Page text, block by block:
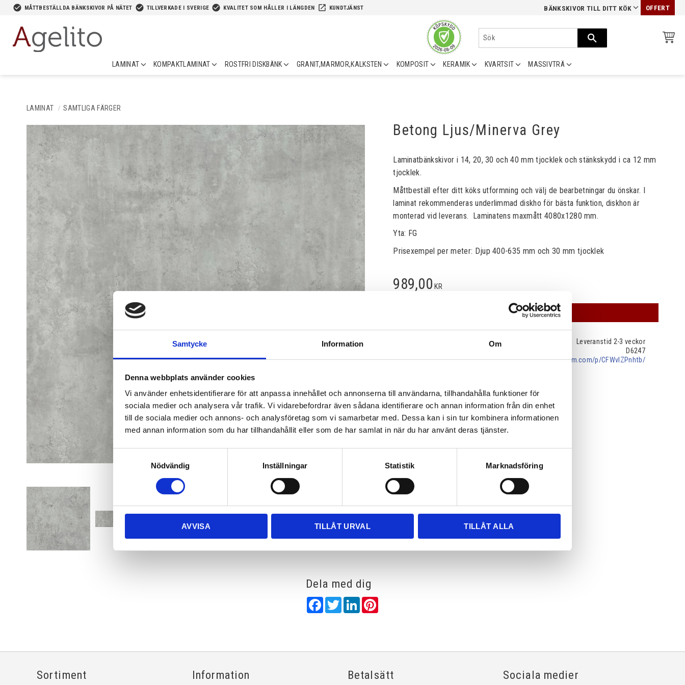
Samtycke Information Om
Denna webbplats använder cookies
Vi använder enhetsidentifierare för att anpassa innehållet och annonserna till användarna, tillhandahålla funktioner för
sociala medier och analysera vår trafik. Vi vidarebefordrar även sådana identifierare och annan information från din enhet
till de sociala medier och annons- och analysföretag som vi samarbetar med. Dessa kan i sin tur kombinera informationen
med annan information som du har tillhandahållit eller som de har samlat in när du har använt deras tjänster.
Nödvändig
Inställningar Statistik Marknadsföring
AVVISA TILLÅT URVAL TILLÅT ALLA
check_circle MÅTTBESTÄLLDA BÄNKSKIVOR PÅ NÄTET check_circle TILLVERKADE I SVERIGE check_circle KVALITET SOM HÅLLER I LÄNGDEN launch KUNDTJÄNST BÄNKSKIVOR TILL DITT KÖK OFFERT
LAMINAT KOMPAKTLAMINAT ROSTFRI DISKBÄNK GRANIT,MARMOR,KALKSTEN KOMPOSIT KERAMIK KVARTSIT MASSIVTRÄ
LAMINAT SAMTLIGA FÄRGER
Betong Ljus/Minerva Grey
Laminatbänkskivor i 14, 20, 30 och 40 mm tjocklek och stänkskydd i ca 12 mm
tjocklek.​​
Måttbeställ efter ditt köks utformning och välj de bearbetningar du önskar. I
laminat rekommenderas underlimmad diskho för bästa funktion, diskhon är
monterad vid leverans. Laminatens maxmått 4080x1280 mm.
Yta: FG
Prisexempel per meter: Djup 400-635 mm och 30 mm tjocklek
989,00 KR
OFFERT
Leveranstid 2-3 veckor
D6247
Läs mer
instagram.com/p/CFWvlZPnhtb/
Dela med dig
FacebookTwitterLinkedIn
Sortiment Information Betalsätt Sociala medier